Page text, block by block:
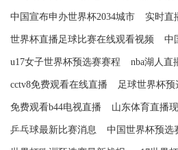
中国宣布申办世界杯2034城市 实时直
世界杯直播足球比赛在线观看视频 中
u17女子世界杯预选赛赛程 nba湖人直
cctv8免费观看在线直播 足球世界杯预
免费观看b44电视直播 山东体育直播
乒乓球最新比赛消息 中国世界杯预选